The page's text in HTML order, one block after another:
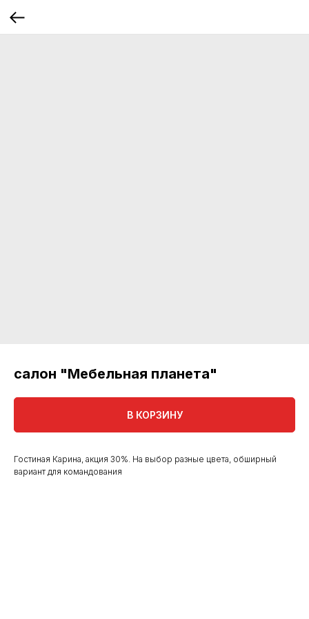
салон "Мебельная планета"
В КОРЗИНУ
Гостиная Карина, акция 30%. На выбор разные цвета, обширный
вариант для командования